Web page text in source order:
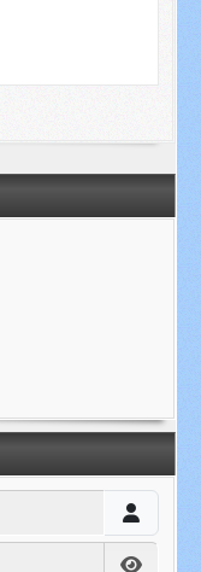
für Gastflieger